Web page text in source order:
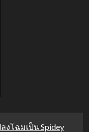
โฉมเป็น Spidey